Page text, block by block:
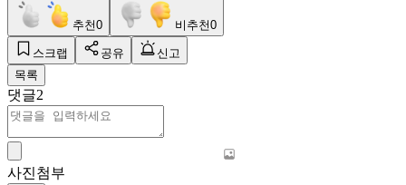
추천0 비추천0
스크랩 공유
신고
목록
댓글2
사진첨부